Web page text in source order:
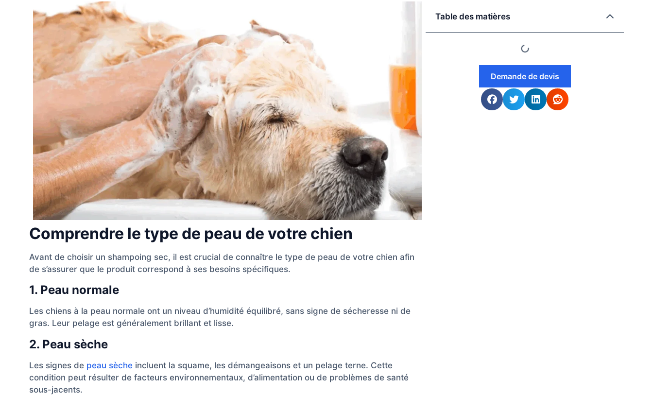
Comprendre le type de peau de votre chien
Avant de choisir un shampoing sec, il est crucial de connaître le type de peau de votre chien afin
de s’assurer que le produit correspond à ses besoins spécifiques.
1. Peau normale
Les chiens à la peau normale ont un niveau d’humidité équilibré, sans signe de sécheresse ni de
gras. Leur pelage est généralement brillant et lisse.
2. Peau sèche
Les signes de peau sèche incluent la squame, les démangeaisons et un pelage terne. Cette
condition peut résulter de facteurs environnementaux, d’alimentation ou de problèmes de santé
sous-jacents.
Table des matières
Demande de devis